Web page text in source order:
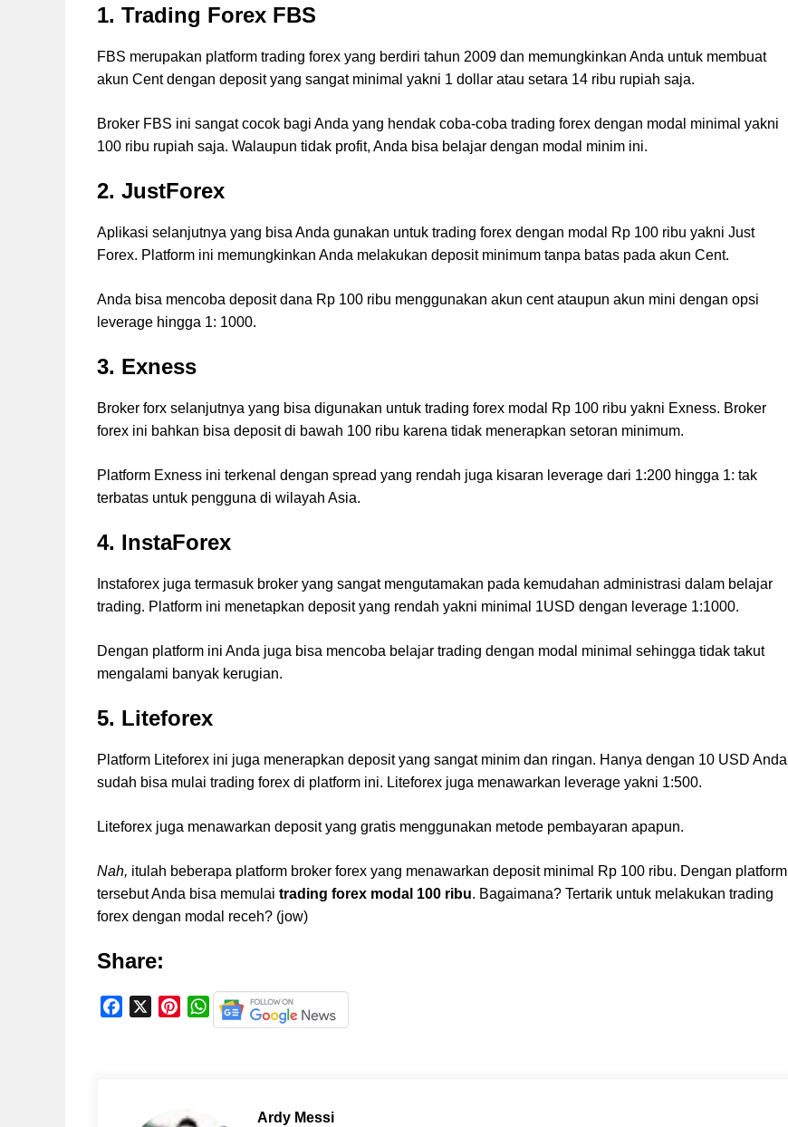
1. Trading Forex FBS
FBS merupakan platform trading forex yang berdiri tahun 2009 dan memungkinkan Anda untuk membuat
akun Cent dengan deposit yang sangat minimal yakni 1 dollar atau setara 14 ribu rupiah saja.
Broker FBS ini sangat cocok bagi Anda yang hendak coba-coba trading forex dengan modal minimal yakni
100 ribu rupiah saja. Walaupun tidak profit, Anda bisa belajar dengan modal minim ini.
2. JustForex
Aplikasi selanjutnya yang bisa Anda gunakan untuk trading forex dengan modal Rp 100 ribu yakni Just
Forex. Platform ini memungkinkan Anda melakukan deposit minimum tanpa batas pada akun Cent.
Anda bisa mencoba deposit dana Rp 100 ribu menggunakan akun cent ataupun akun mini dengan opsi
leverage hingga 1: 1000.
3. Exness
Broker forx selanjutnya yang bisa digunakan untuk trading forex modal Rp 100 ribu yakni Exness. Broker
forex ini bahkan bisa deposit di bawah 100 ribu karena tidak menerapkan setoran minimum.
Platform Exness ini terkenal dengan spread yang rendah juga kisaran leverage dari 1:200 hingga 1: tak
terbatas untuk pengguna di wilayah Asia.
4. InstaForex
Instaforex juga termasuk broker yang sangat mengutamakan pada kemudahan administrasi dalam belajar
trading. Platform ini menetapkan deposit yang rendah yakni minimal 1USD dengan leverage 1:1000.
Dengan platform ini Anda juga bisa mencoba belajar trading dengan modal minimal sehingga tidak takut
mengalami banyak kerugian.
5. Liteforex
Platform Liteforex ini juga menerapkan deposit yang sangat minim dan ringan. Hanya dengan 10 USD Anda
sudah bisa mulai trading forex di platform ini. Liteforex juga menawarkan leverage yakni 1:500.
Liteforex juga menawarkan deposit yang gratis menggunakan metode pembayaran apapun.
Nah, itulah beberapa platform broker forex yang menawarkan deposit minimal Rp 100 ribu. Dengan platform
tersebut Anda bisa memulai trading forex modal 100 ribu. Bagaimana? Tertarik untuk melakukan trading
forex dengan modal receh? (jow)
Share:
r
W
h
Ardy Messi